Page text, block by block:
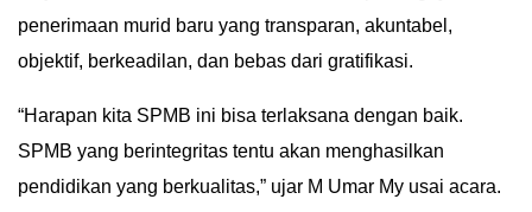
BERITA
penerimaan murid baru yang transparan, akuntabel,
objektif, berkeadilan, dan bebas dari gratifikasi.
“Harapan kita SPMB ini bisa terlaksana dengan baik.
SPMB yang berintegritas tentu akan menghasilkan
pendidikan yang berkualitas,” ujar M Umar My usai acara.